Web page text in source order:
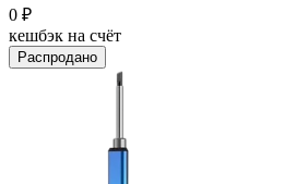
0 ₽
кешбэк на счёт
Распродано